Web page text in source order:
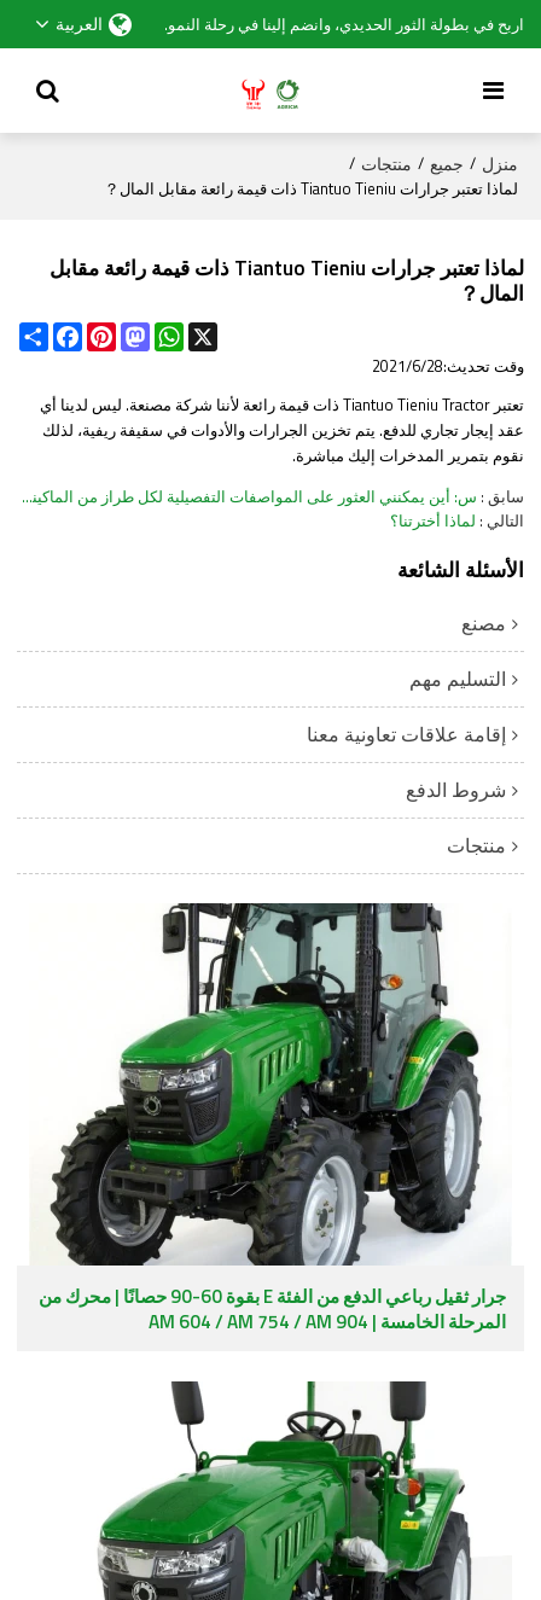
اربح في بطولة الثور الحديدي، وانضم إلينا في رحلة النمو. العربية
منزل / جميع / منتجات /
لماذا تعتبر جرارات Tiantuo Tieniu ذات قيمة رائعة مقابل المال？
لماذا تعتبر جرارات Tiantuo Tieniu ذات قيمة رائعة مقابل
المال？
Share
FacebookPinterest
MastodonWhatsApp
X
وقت تحديث:2021/6/28
تعتبر Tiantuo Tieniu Tractor ذات قيمة رائعة لأننا شركة مصنعة. ليس لدينا أي
عقد إيجار تجاري للدفع. يتم تخزين الجرارات والأدوات في سقيفة ريفية، لذلك
نقوم بتمرير المدخرات إليك مباشرة.
سابق
س: أين يمكنني العثور على المواصفات التفصيلية لكل طراز من الماكينات؟
التالي لماذا أخترتنا؟
الأسئلة الشائعة
مصنع
التسليم مهم
إقامة علاقات تعاونية معنا
شروط الدفع
منتجات
جرار ثقيل رباعي الدفع من الفئة E بقوة 60-90 حصانًا | محرك من
المرحلة الخامسة | AM 604 / AM 754 / AM 904